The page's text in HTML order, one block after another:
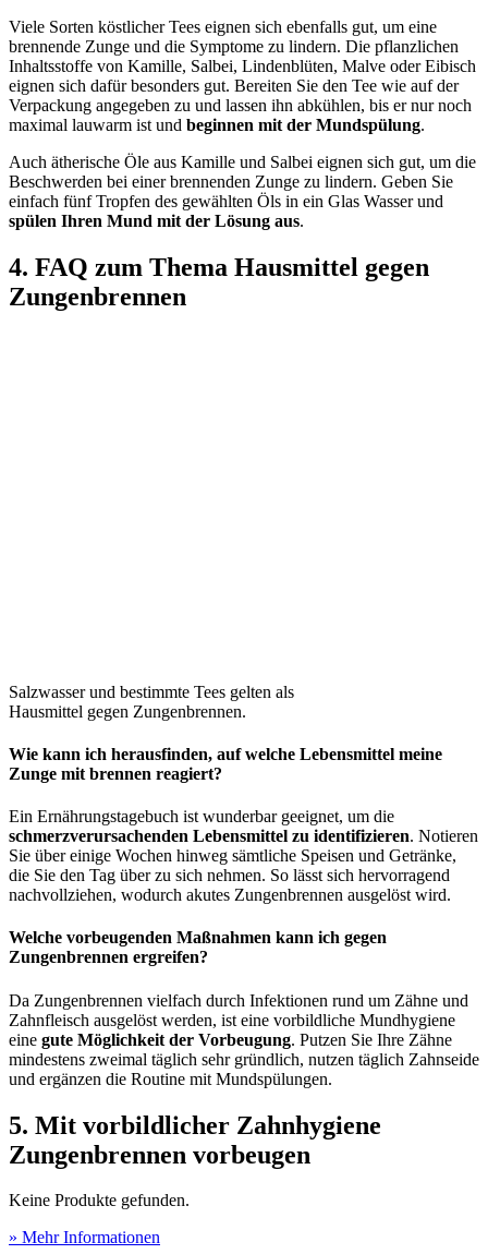
Viele Sorten köstlicher Tees eignen sich ebenfalls gut, um eine
brennende Zunge und die Symptome zu lindern. Die pflanzlichen
Inhaltsstoffe von Kamille, Salbei, Lindenblüten, Malve oder Eibisch
eignen sich dafür besonders gut. Bereiten Sie den Tee wie auf der
Verpackung angegeben zu und lassen ihn abkühlen, bis er nur noch
maximal lauwarm ist und beginnen mit der Mundspülung.
Auch ätherische Öle aus Kamille und Salbei eignen sich gut, um die
Beschwerden bei einer brennenden Zunge zu lindern. Geben Sie
einfach fünf Tropfen des gewählten Öls in ein Glas Wasser und
spülen Ihren Mund mit der Lösung aus.
4. FAQ zum Thema Hausmittel gegen
Zungenbrennen
Salzwasser und bestimmte Tees gelten als
Hausmittel gegen Zungenbrennen.
Wie kann ich herausfinden, auf welche Lebensmittel meine
Zunge mit brennen reagiert?
Ein Ernährungstagebuch ist wunderbar geeignet, um die
schmerzverursachenden Lebensmittel zu identifizieren. Notieren
Sie über einige Wochen hinweg sämtliche Speisen und Getränke,
die Sie den Tag über zu sich nehmen. So lässt sich hervorragend
nachvollziehen, wodurch akutes Zungenbrennen ausgelöst wird.
Welche vorbeugenden Maßnahmen kann ich gegen
Zungenbrennen ergreifen?
Da Zungenbrennen vielfach durch Infektionen rund um Zähne und
Zahnfleisch ausgelöst werden, ist eine vorbildliche Mundhygiene
eine gute Möglichkeit der Vorbeugung. Putzen Sie Ihre Zähne
mindestens zweimal täglich sehr gründlich, nutzen täglich Zahnseide
und ergänzen die Routine mit Mundspülungen.
5. Mit vorbildlicher Zahnhygiene
Zungenbrennen vorbeugen
Keine Produkte gefunden.
» Mehr Informationen